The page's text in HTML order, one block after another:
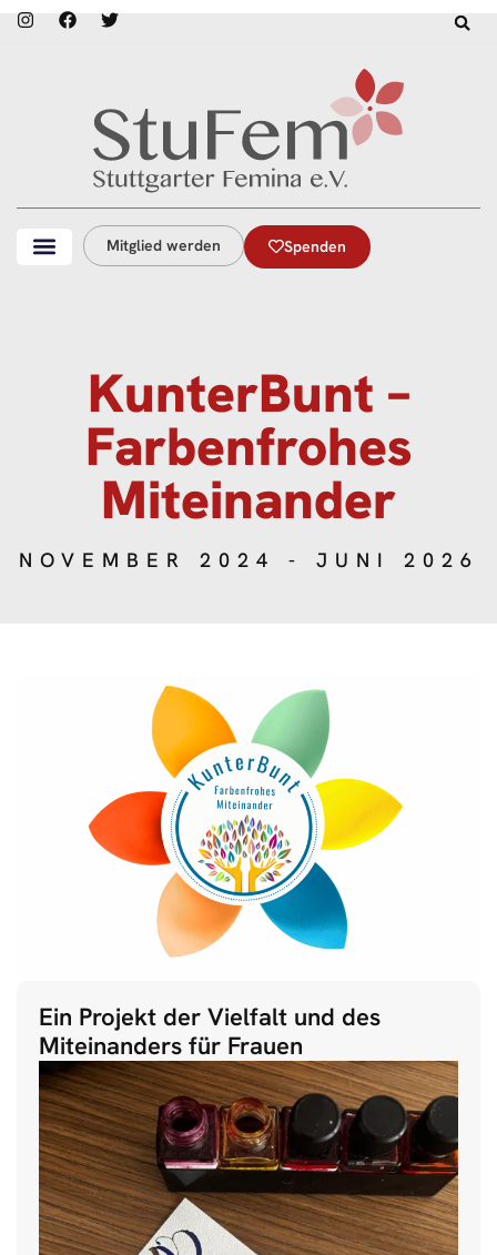
Mitglied werden Spenden
KunterBunt –
Farbenfrohes
Miteinander
NOVEMBER 2024 - JUNI 2026
Ein Projekt der Vielfalt und des
Miteinanders für Frauen